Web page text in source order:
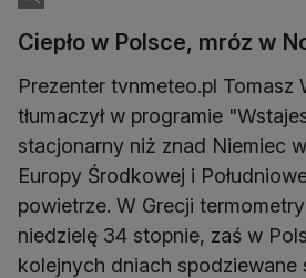
Ciepło w Polsce, mróz w
Prezenter tvnmeteo.pl Tomasz
tłumaczył w programie
stacjonarny niż znad Niemiec
Europy Środkowej i
powietrze. W Grecji
niedzielę 34 stopnie, zaś w
kolejnych dniach spodziewane